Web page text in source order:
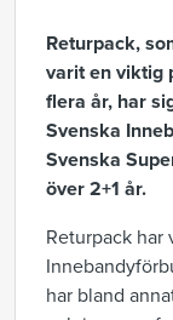
Returpack,
varit en viktig
flera år, har
Svenska
Svenska
över 2+1 år.
Returpack har
har bland